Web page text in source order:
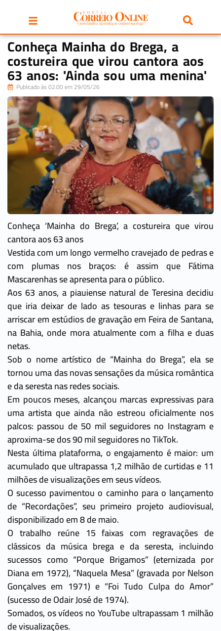
Conheça Mainha do Brega, a
costureira que virou cantora aos
63 anos: 'Ainda sou uma menina'
Publicado às 02:00 em 29/05/26
Conheça ‘Mainha do Brega’, a costureira que virou
cantora aos 63 anos
Vestida com um longo vermelho cravejado de pedras e
com plumas nos braços: é assim que Fátima
Mascarenhas se apresenta para o público.
Aos 63 anos, a piauiense natural de Teresina decidiu
que iria deixar de lado as tesouras e linhas para se
arriscar em estúdios de gravação em Feira de Santana,
na Bahia, onde mora atualmente com a filha e duas
netas.
Sob o nome artístico de “Mainha do Brega”, ela se
tornou uma das novas sensações da música romântica
e da seresta nas redes sociais.
Em poucos meses, alcançou marcas expressivas para
uma artista que ainda não estreou oficialmente nos
palcos: passou de 50 mil seguidores no Instagram e
aproxima-se dos 90 mil seguidores no TikTok.
Nesta última plataforma, o engajamento é maior: um
acumulado que ultrapassa 1,2 milhão de curtidas e 11
milhões de visualizações em seus vídeos.
O sucesso pavimentou o caminho para o lançamento
de “Recordações”, seu primeiro projeto audiovisual,
disponibilizado em 8 de maio.
O trabalho reúne 15 faixas com regravações de
clássicos da música brega e da seresta, incluindo
sucessos como “Porque Brigamos” (eternizada por
Diana em 1972), “Naquela Mesa” (gravada por Nelson
Gonçalves em 1971) e “Foi Tudo Culpa do Amor”
(sucesso de Odair José de 1974).
Somados, os vídeos no YouTube ultrapassam 1 milhão
de visualizações.